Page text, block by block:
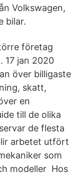
Volkswagen,
bilar.
företag
17 jan 2020
över billigaste
skatt,
en
till de olika
de flesta
arbetet utfört
som
modeller Hos